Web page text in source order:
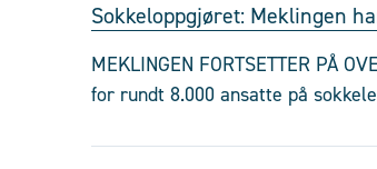
Sokkeloppgjøret: Meklingen
MEKLINGEN FORTSETTER PÅ
for rundt 8.000 ansatte på